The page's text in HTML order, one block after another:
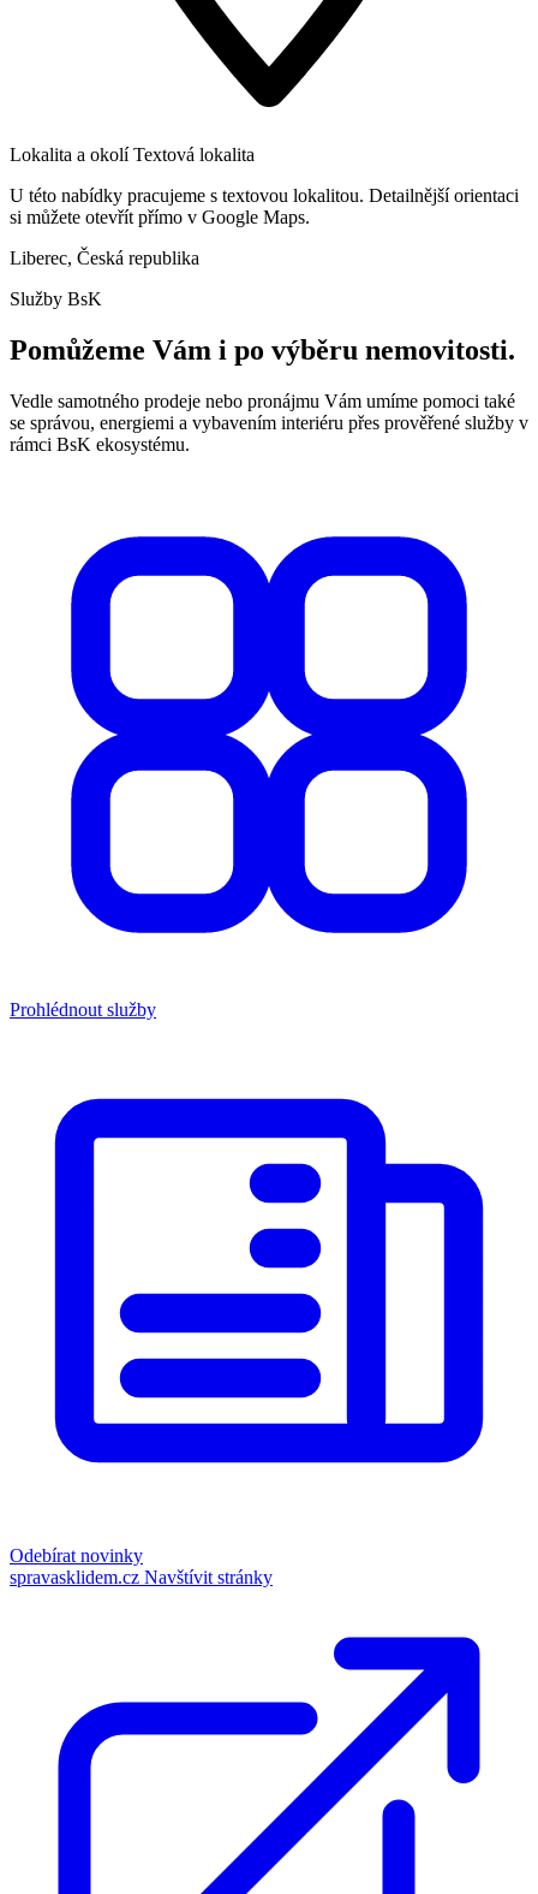
Lokalita a okolí Textová lokalita
U této nabídky pracujeme s textovou lokalitou. Detailnější orientaci
si můžete otevřít přímo v Google Maps.
Liberec, Česká republika
Služby BsK
Pomůžeme Vám i po výběru nemovitosti.
Vedle samotného prodeje nebo pronájmu Vám umíme pomoci také
se správou, energiemi a vybavením interiéru přes prověřené služby v
rámci BsK ekosystému.
Prohlédnout služby
Odebírat novinky
spravasklidem.cz Navštívit stránky